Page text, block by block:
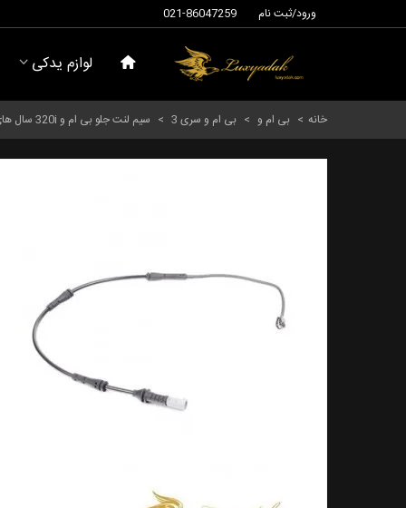
021-86047259 ورود/ثبت نام
لوازم یدکی
خانه > بی ام و > بی ام و سری 3 > سیم لنت جلو بی ام و 320i سال های 2011 تا 2015 (طرح اصلی) - 34356792289